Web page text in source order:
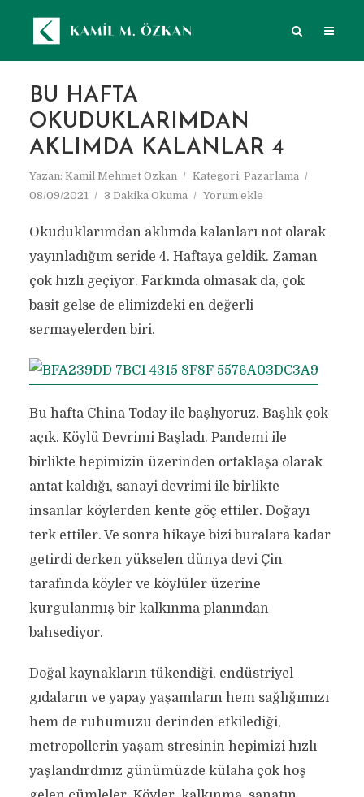
BU HAFTA
OKUDUKLARIMDAN
AKLIMDA KALANLAR 4
Yazan: Kamil Mehmet Özkan Kategori: Pazarlama
08/09/2021
3 Dakika Okuma Yorum ekle
Okuduklarımdan aklımda kalanları not olarak
yayınladığım seride 4. Haftaya geldik. Zaman
çok hızlı geçiyor. Farkında olmasak da, çok
basit gelse de elimizdeki en değerli
sermayelerden biri.
Bu hafta China Today ile başlıyoruz. Başlık çok
açık. Köylü Devrimi Başladı. Pandemi ile
birlikte hepimizin üzerinden ortaklaşa olarak
antat kaldığı, sanayi devrimi ile birlikte
insanlar köylerden kente göç ettiler. Doğayı
terk ettiler. Ve sonra hikaye bizi buralara kadar
getirdi derken yükselen dünya devi Çin
tarafında köyler ve köylüler üzerine
kurgulanmış bir kalkınma planından
bahsediyor.
Doğal kaynakların tükendiği, endüstriyel
gıdaların ve yapay yaşamların hem sağlığımızı
hem de ruhumuzu derinden etkilediği,
metropollerin yaşam stresinin hepimizi hızlı
yaşlandırdınız günümüzde külaha çok hoş